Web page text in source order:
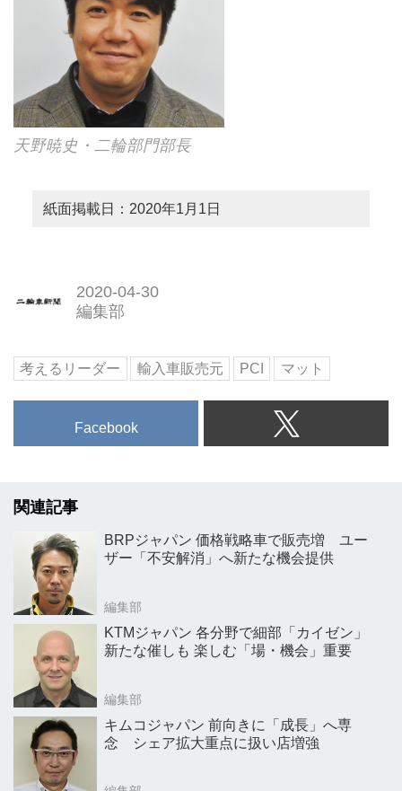
天野暁史・二輪部門部長
紙面掲載日：2020年1月1日
2020-04-30
編集部
考えるリーダー 輸入車販売元 PCI マット
Facebook
関連記事
BRPジャパン 価格戦略車で販売増 ユー
ザー「不安解消」へ新たな機会提供
編集部
KTMジャパン 各分野で細部「カイゼン」
新たな催しも 楽しむ「場・機会」重要
編集部
キムコジャパン 前向きに「成長」へ専
念 シェア拡大重点に扱い店増強